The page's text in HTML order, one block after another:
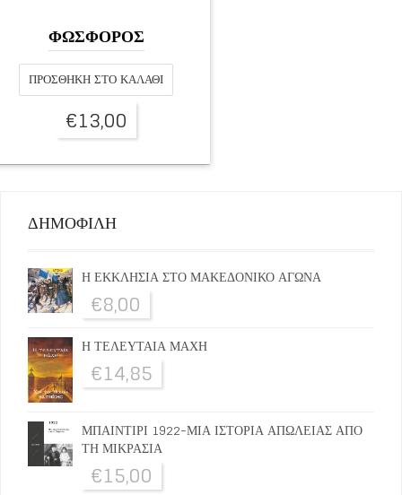
ΦΩΣΦΟΡΟΣ
ΠΡΟΣΘΉΚΗ ΣΤΟ ΚΑΛΆΘΙ
€13,00
ΔΗΜΟΦΙΛΗ
Η ΕΚΚΛΗΣΙΑ ΣΤΟ ΜΑΚΕΔΟΝΙΚΟ ΑΓΩΝΑ
€8,00
Η ΤΕΛΕΥΤΑΙΑ ΜΑΧΗ
€14,85
ΜΠΑΙΝΤΙΡΙ 1922-ΜΙΑ ΙΣΤΟΡΙΑ ΑΠΩΛΕΙΑΣ ΑΠΟ
ΤΗ ΜΙΚΡΑΣΙΑ
€15,00